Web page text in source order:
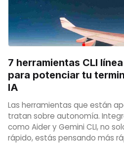
7 herramientas CLI
para potenciar tu
IA
Las herramientas que están
tratan sobre autonomía.
como Aider y Gemini CLI, no
rápido, estás pensando más